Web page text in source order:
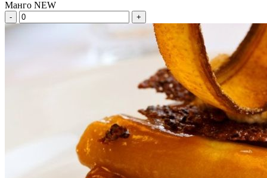
Манго NEW
- +